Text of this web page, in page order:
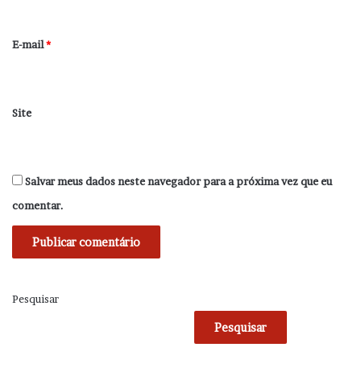
*
E-mail*
Site
Salvar meus dados neste navegador para a próxima vez que eu
comentar.
Pesquisar
Pesquisar